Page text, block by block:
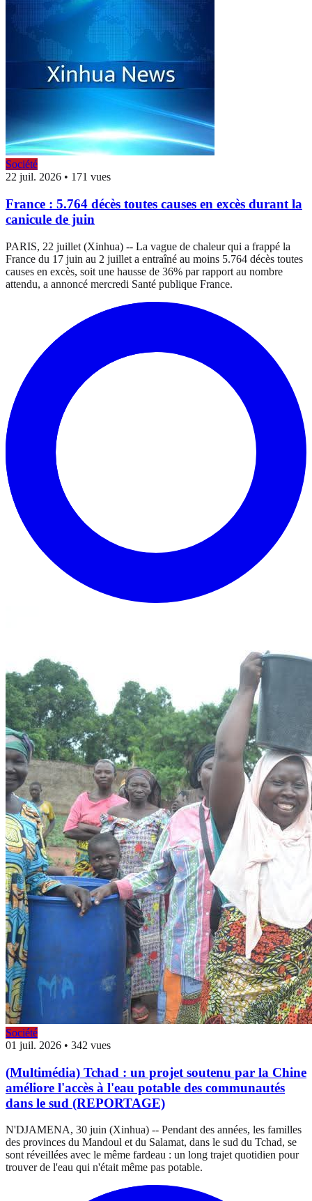
Société
22 juil. 2026 • 171 vues
France : 5.764 décès toutes causes en excès durant la
canicule de juin
PARIS, 22 juillet (Xinhua) -- La vague de chaleur qui a frappé la
France du 17 juin au 2 juillet a entraîné au moins 5.764 décès toutes
causes en excès, soit une hausse de 36% par rapport au nombre
attendu, a annoncé mercredi Santé publique France.
Société
01 juil. 2026 • 342 vues
(Multimédia) Tchad : un projet soutenu par la Chine
améliore l'accès à l'eau potable des communautés
dans le sud (REPORTAGE)
N'DJAMENA, 30 juin (Xinhua) -- Pendant des années, les familles
des provinces du Mandoul et du Salamat, dans le sud du Tchad, se
sont réveillées avec le même fardeau : un long trajet quotidien pour
trouver de l'eau qui n'était même pas potable.